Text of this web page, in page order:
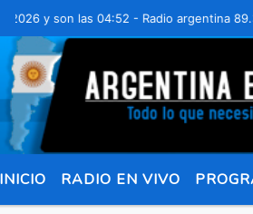
son las 04:52 - Radio argentina 89.3
INICIO RADIO EN VIVO